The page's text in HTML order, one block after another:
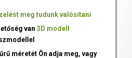
meg tudunk valósítani
van 3D modell
méretét Ön adja meg, vagy